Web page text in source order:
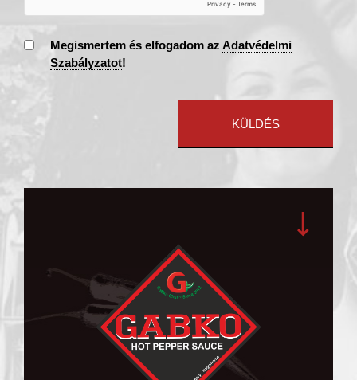
Megismertem és elfogadom az Adatvédelmi
Szabályzatot!
KÜLDÉS